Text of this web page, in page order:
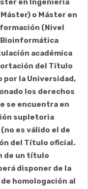
en Ingeniería
o Máster en
(Nivel
Bioinformática
académica
del Título
la Universidad,
los derechos
se encuentra en
supletoria
es válido el de
del Título oficial.
de un título
disponer de la
homologación al